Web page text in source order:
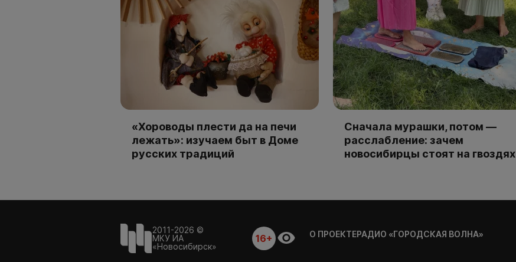
«Хороводы плести да на печи
лежать»: изучаем быт в Доме
русских традиций
Сначала мурашки, потом —
расслабление: зачем
новосибирцы стоят на гвоздях
2011-2026 ©
МКУ ИА
«Новосибирск»
16+ О ПРОЕКТЕРАДИО «ГОРОДСКАЯ ВОЛНА»